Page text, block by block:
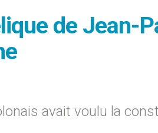
de Jean-
avait voulu la